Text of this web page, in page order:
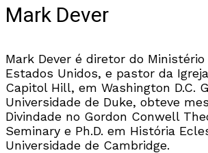
Mark Dever
Mark Dever é diretor do
Estados Unidos, e pastor da
Capitol Hill, em Washington D.C.
Universidade de Duke, obteve
Divindade no Gordon Conwell
Seminary e Ph.D. em História
Universidade de Cambridge.